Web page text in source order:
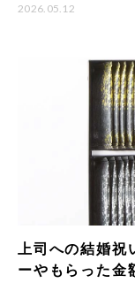
2026.05.12
上司への結婚
ーやもらった金